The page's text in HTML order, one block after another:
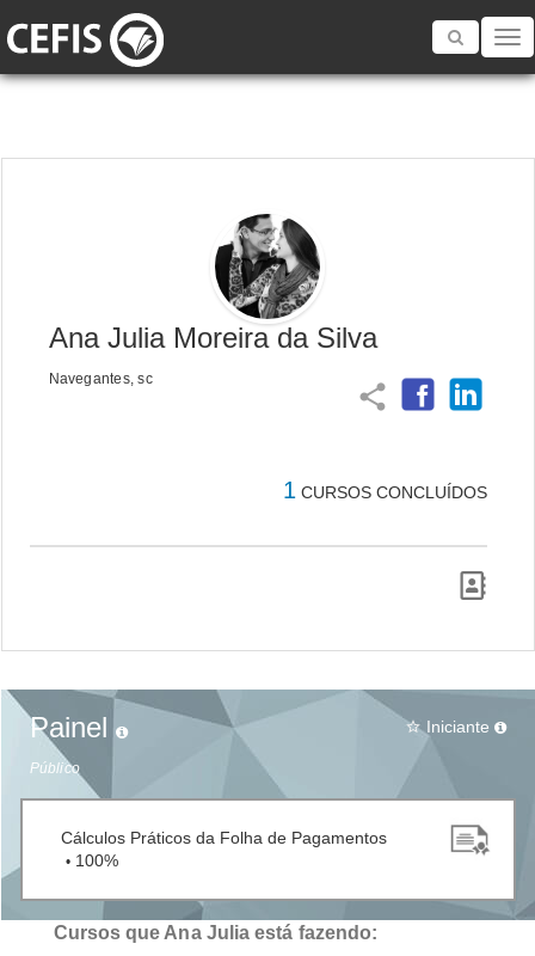
Toggle
Ana Julia Moreira da Silva
Navegantes, sc
share
1 CURSOS CONCLUÍDOS
Painel
Público
star_border Iniciante
Cálculos Práticos da Folha de Pagamentos
• 100%
Cursos que Ana Julia está fazendo: